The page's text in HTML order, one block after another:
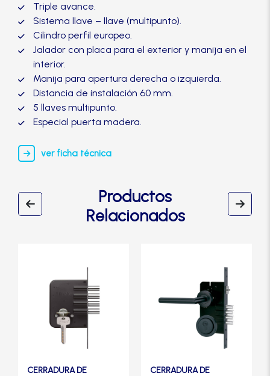
SCOLTA
TANKE
acero
inoxidable-
TRVX
cantidad
Triple avance.
Sistema llave – llave (multipunto).
Cilindro perfil europeo.
Jalador con placa para el exterior y manija en el
interior.
Manija para apertura derecha o izquierda.
Distancia de instalación 60 mm.
5 llaves multipunto.
Especial puerta madera.
ver ficha técnica
Productos
Relacionados
CERRADURA DE
CERRADURA DE